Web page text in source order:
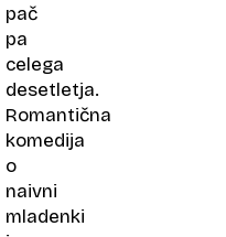
pač
pa
celega
desetletja.
Romantična
komedija
o
naivni
mladenki